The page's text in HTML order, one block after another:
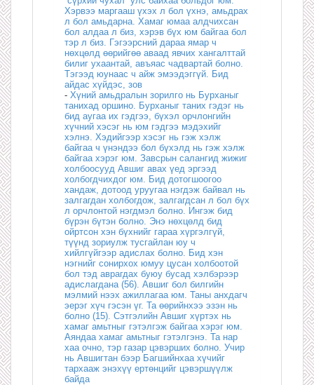
Хэрвээ маргааш үхэх л бол үхнэ, амьдрах
л бол амьдарна. Хамаг юмаа алдчихсан
бол алдаа л биз, хэрэв бүх юм байгаа бол
тэр л биз. Гэгээрсний дараа ямар ч
нөхцөлд өөрийгөө аваад явчих хангалттай
билиг ухаантай, авъяас чадвартай болно.
Тэгээд юунаас ч айж эмээдэггүй. Бид
айдас хүйдэс, зов
- Хүний амьдралын зорилго нь Бурханыг
танихад оршино. Бурханыг таних гэдэг нь
бид аугаа их гэдгээ, бүхэл орчлонгийн
хүчний хэсэг нь юм гэдгээ мэдэхийг
хэлнэ. Хэдийгээр хэсэг нь гэж хэлж
байгаа ч үнэндээ бол бүхэлд нь гэж хэлж
байгаа хэрэг юм. Завсрын салангид жижиг
холбоосууд Авшиг авах үед эргээд
холбогдчихдог юм. Бид дотогшоогоо
хандаж, дотоод уруугаа нэгдэж байвал нь
залгагдан холбогдож, залгагдсан л бол бүх
л орчлонтой нэгдмэл болно. Ингэж бид
бүрэн бүтэн болно. Энэ нөхцөлд бид
ойртсон хэн бүхнийг гараа хүргэлгүй,
түүнд зориулж тусгайлан юу ч
хийлгүйгээр адислах болно. Бид хэн
нэгнийг сонирхох юмуу цусан холбоотой
бол тэд аврагдах буюу бусад хэлбэрээр
адислагдана (56). Авшиг бол билгийн
мэлмий нээх ажиллагаа юм. Таны анхдагч
эерэг хүч гэсэн үг. Та өөрийнхээ эзэн нь
болно (15). Сэтгэлийн Авшиг хүртэх нь
хамаг амьтныг гэтэлгэж байгаа хэрэг юм.
Аяндаа хамаг амьтныг гэтэлгэнэ. Та нар
хаа очно, тэр газар цэвэрших болно. Учир
нь Авшигтан бээр Багшийнхаа хүчийг
тархааж энэхүү ертөнцийг цэвэршүүлж
байда